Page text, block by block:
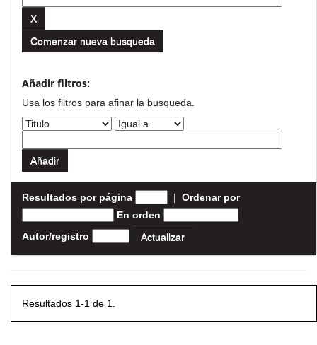
Comenzar nueva busqueda
Añadir filtros:
Usa los filtros para afinar la busqueda.
Resultados por página | Ordenar por
En orden
Autor/registro
Resultados 1-1 de 1.